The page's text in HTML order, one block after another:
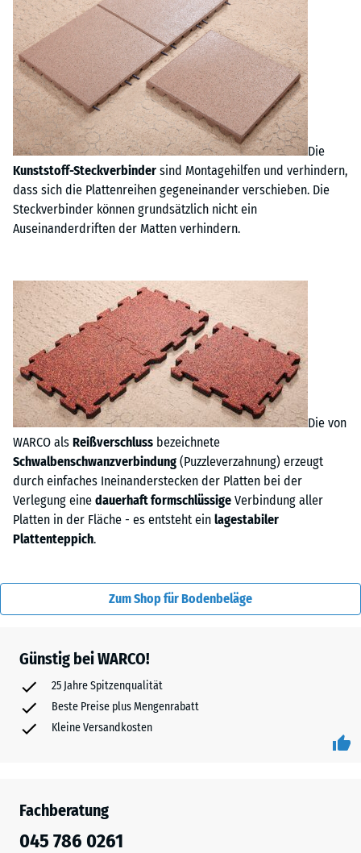
Die
Kunststoff-Steckverbinder sind Montagehilfen und verhindern,
dass sich die Plattenreihen gegeneinander verschieben. Die
Steckverbinder können grundsätzlich nicht ein
Auseinanderdriften der Matten verhindern.
Die von
WARCO als Reißverschluss bezeichnete
Schwalbenschwanzverbindung (Puzzleverzahnung) erzeugt
durch einfaches Ineinanderstecken der Platten bei der
Verlegung eine dauerhaft formschlüssige Verbindung aller
Platten in der Fläche - es entsteht ein lagestabiler
Plattenteppich.
Zum Shop für Bodenbeläge
Günstig bei WARCO!
25 Jahre Spitzenqualität
Beste Preise plus Mengenrabatt
Kleine Versandkosten
Fachberatung
045 786 0261